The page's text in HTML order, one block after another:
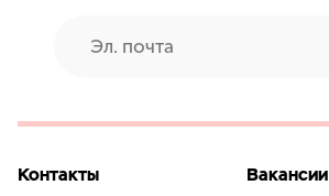
Контакты
Вакансии